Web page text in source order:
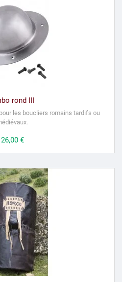
rond III
les boucliers romains tardifs ou
Prix
26,00 €